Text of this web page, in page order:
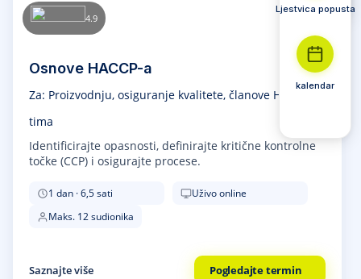
4.9
Osnove HACCP-a
Za: Proizvodnju, osiguranje kvalitete, članove HACCP
tima
Identificirajte opasnosti, definirajte kritične kontrolne
točke (CCP) i osigurajte procese.
1 dan · 6,5 sati
Uživo online
Maks. 12 sudionika
Saznajte više Pogledajte termin
Ljestvica popusta
kalendar